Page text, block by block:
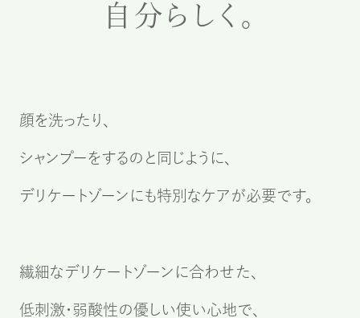
⾃分らしく。
顔を洗ったり、
シャンプーをするのと同じように、
デリケートゾーンにも特別なケアが必要です。
繊細なデリケートゾーンに合わせた、
低刺激・弱酸性の優しい使い心地で、